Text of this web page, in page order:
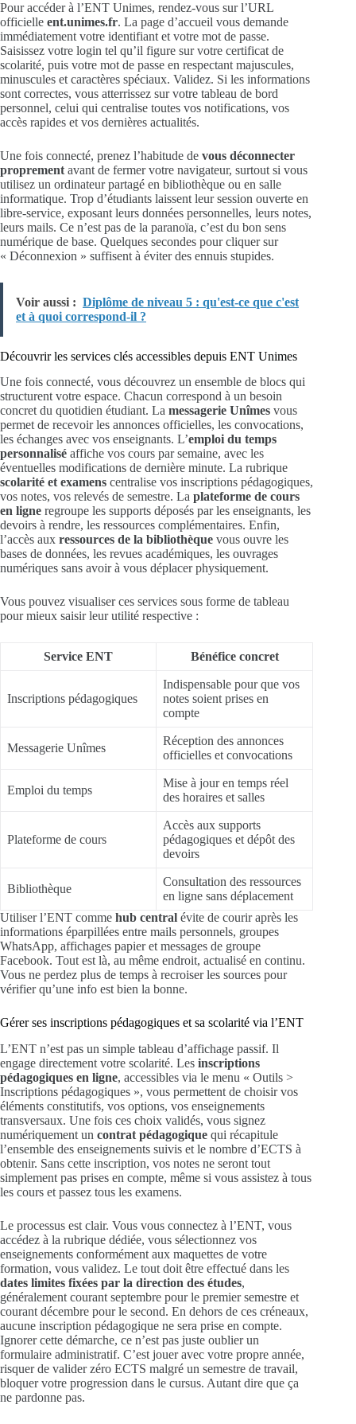
Pour accéder à l’ENT Unimes, rendez-vous sur l’URL
officielle ent.unimes.fr. La page d’accueil vous demande
immédiatement votre identifiant et votre mot de passe.
Saisissez votre login tel qu’il figure sur votre certificat de
scolarité, puis votre mot de passe en respectant majuscules,
minuscules et caractères spéciaux. Validez. Si les informations
sont correctes, vous atterrissez sur votre tableau de bord
personnel, celui qui centralise toutes vos notifications, vos
accès rapides et vos dernières actualités.
Une fois connecté, prenez l’habitude de vous déconnecter
proprement avant de fermer votre navigateur, surtout si vous
utilisez un ordinateur partagé en bibliothèque ou en salle
informatique. Trop d’étudiants laissent leur session ouverte en
libre-service, exposant leurs données personnelles, leurs notes,
leurs mails. Ce n’est pas de la paranoïa, c’est du bon sens
numérique de base. Quelques secondes pour cliquer sur
« Déconnexion » suffisent à éviter des ennuis stupides.
Voir aussi : Diplôme de niveau 5 : qu'est-ce que c'est
et à quoi correspond-il ?
Découvrir les services clés accessibles depuis ENT Unimes
Une fois connecté, vous découvrez un ensemble de blocs qui
structurent votre espace. Chacun correspond à un besoin
concret du quotidien étudiant. La messagerie Unîmes vous
permet de recevoir les annonces officielles, les convocations,
les échanges avec vos enseignants. L’emploi du temps
personnalisé affiche vos cours par semaine, avec les
éventuelles modifications de dernière minute. La rubrique
scolarité et examens centralise vos inscriptions pédagogiques,
vos notes, vos relevés de semestre. La plateforme de cours
en ligne regroupe les supports déposés par les enseignants, les
devoirs à rendre, les ressources complémentaires. Enfin,
l’accès aux ressources de la bibliothèque vous ouvre les
bases de données, les revues académiques, les ouvrages
numériques sans avoir à vous déplacer physiquement.
Vous pouvez visualiser ces services sous forme de tableau
pour mieux saisir leur utilité respective :
Service ENT Bénéfice concret
Inscriptions pédagogiques
Indispensable pour que vos
notes soient prises en
compte
Messagerie Unîmes
Réception des annonces
officielles et convocations
Emploi du temps
Mise à jour en temps réel
des horaires et salles
Plateforme de cours
Accès aux supports
pédagogiques et dépôt des
devoirs
Bibliothèque
Consultation des ressources
en ligne sans déplacement
Utiliser l’ENT comme hub central évite de courir après les
informations éparpillées entre mails personnels, groupes
WhatsApp, affichages papier et messages de groupe
Facebook. Tout est là, au même endroit, actualisé en continu.
Vous ne perdez plus de temps à recroiser les sources pour
vérifier qu’une info est bien la bonne.
Gérer ses inscriptions pédagogiques et sa scolarité via l’ENT
L’ENT n’est pas un simple tableau d’affichage passif. Il
engage directement votre scolarité. Les inscriptions
pédagogiques en ligne, accessibles via le menu « Outils >
Inscriptions pédagogiques », vous permettent de choisir vos
éléments constitutifs, vos options, vos enseignements
transversaux. Une fois ces choix validés, vous signez
numériquement un contrat pédagogique qui récapitule
l’ensemble des enseignements suivis et le nombre d’ECTS à
obtenir. Sans cette inscription, vos notes ne seront tout
simplement pas prises en compte, même si vous assistez à tous
les cours et passez tous les examens.
Le processus est clair. Vous vous connectez à l’ENT, vous
accédez à la rubrique dédiée, vous sélectionnez vos
enseignements conformément aux maquettes de votre
formation, vous validez. Le tout doit être effectué dans les
dates limites fixées par la direction des études,
généralement courant septembre pour le premier semestre et
courant décembre pour le second. En dehors de ces créneaux,
aucune inscription pédagogique ne sera prise en compte.
Ignorer cette démarche, ce n’est pas juste oublier un
formulaire administratif. C’est jouer avec votre propre année,
risquer de valider zéro ECTS malgré un semestre de travail,
bloquer votre progression dans le cursus. Autant dire que ça
ne pardonne pas.